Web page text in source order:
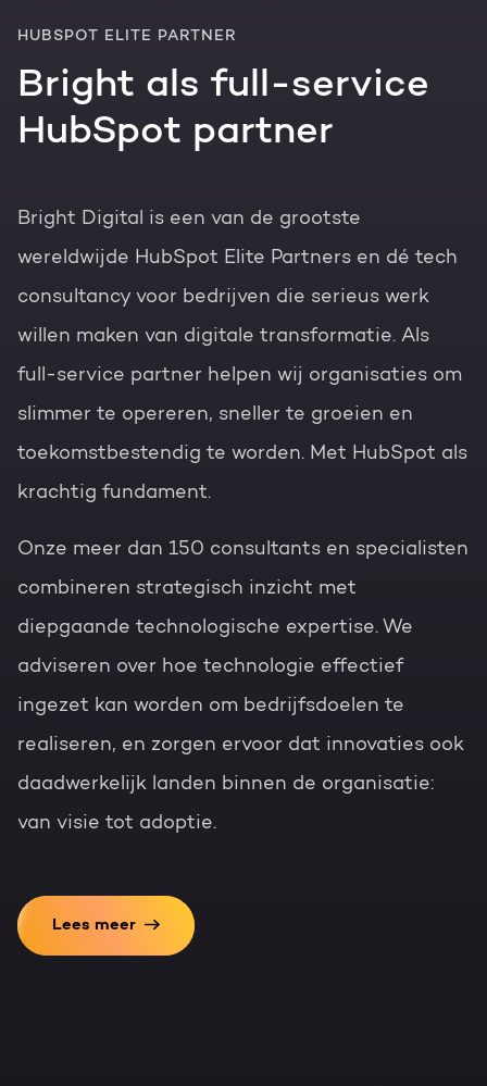
HUBSPOT ELITE PARTNER
Bright als full-service
HubSpot partner
Bright Digital is een van de grootste
wereldwijde HubSpot Elite Partners en dé tech
consultancy voor bedrijven die serieus werk
willen maken van digitale transformatie. Als
full-service partner helpen wij organisaties om
slimmer te opereren, sneller te groeien en
toekomstbestendig te worden. Met HubSpot als
krachtig fundament.
Onze meer dan 150 consultants en specialisten
combineren strategisch inzicht met
diepgaande technologische expertise. We
adviseren over hoe technologie effectief
ingezet kan worden om bedrijfsdoelen te
realiseren, en zorgen ervoor dat innovaties ook
daadwerkelijk landen binnen de organisatie:
van visie tot adoptie.
Lees meer